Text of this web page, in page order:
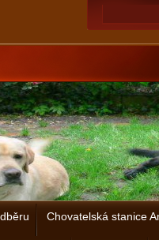
Chovatelská stanice